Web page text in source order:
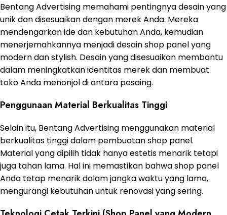
Bentang Advertising memahami pentingnya desain yang
unik dan disesuaikan dengan merek Anda. Mereka
mendengarkan ide dan kebutuhan Anda, kemudian
menerjemahkannya menjadi desain shop panel yang
modern dan stylish. Desain yang disesuaikan membantu
dalam meningkatkan identitas merek dan membuat
toko Anda menonjol di antara pesaing.
Penggunaan Material Berkualitas Tinggi
Selain itu, Bentang Advertising menggunakan material
berkualitas tinggi dalam pembuatan shop panel.
Material yang dipilih tidak hanya estetis menarik tetapi
juga tahan lama. Hal ini memastikan bahwa shop panel
Anda tetap menarik dalam jangka waktu yang lama,
mengurangi kebutuhan untuk renovasi yang sering.